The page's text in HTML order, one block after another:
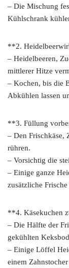
– Die Mischung
Kühlschrank
**2.
– Heidelbeeren,
mittlerer Hitze
– Kochen, bis die
Abkühlen lassen
**3. Füllung
– Den Frischkäse,
rühren.
– Vorsichtig die
– Einige ganze
zusätzliche
**4. Käsekuchen
– Die Hälfte der
gekühlten
– Einige Löffel
einem